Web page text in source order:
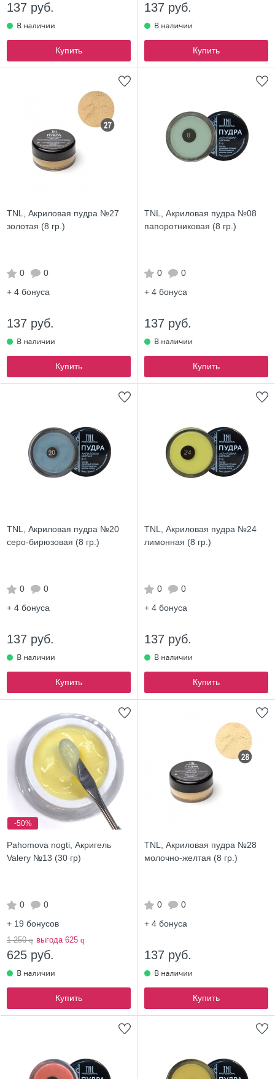
137 руб.
Купить
137 руб.
Купить
TNL, Акриловая пудра №27
золотая (8 гр.)
0
0
+ 4 бонуса
137 руб.
Купить
TNL, Акриловая пудра №08
папоротниковая (8 гр.)
0
0
+ 4 бонуса
137 руб.
Купить
TNL, Акриловая пудра №20
серо-бирюзовая (8 гр.)
0
0
+ 4 бонуса
137 руб.
Купить
TNL, Акриловая пудра №24
лимонная (8 гр.)
0
0
+ 4 бонуса
137 руб.
Купить
-50%
Pahomova nogti, Акригель
Valery №13 (30 гр)
0
0
+ 19 бонусов
1 250q выгода 625 q
625 руб.
Купить
TNL, Акриловая пудра №28
молочно-желтая (8 гр.)
0
0
+ 4 бонуса
137 руб.
Купить